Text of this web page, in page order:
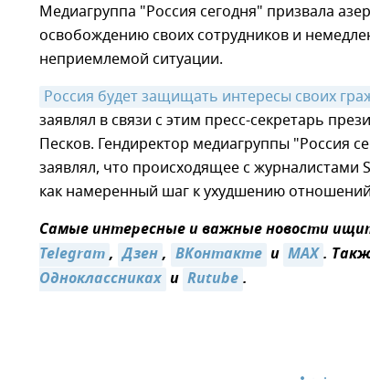
Медиагруппа "Россия сегодня" призвала
освобождению своих сотрудников и
неприемлемой ситуации.
Россия будет защищать интересы своих
заявлял в связи с этим пресс-секретарь
Песков. Гендиректор медиагруппы "Россия
заявлял, что происходящее с журналистами
как намеренный шаг к ухудшению
Самые интересные и важные новости
Telegram, Дзен, ВКонтакте и MAX.
Одноклассниках и Rutube.